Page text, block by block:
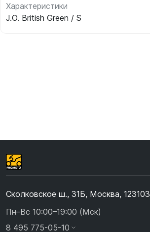
Характеристики
J.O. British Green / S
Сколковское ш., 31Б, Москва, 123103
Пн–Вс 10:00–19:00 (Мск)
8 495 775-05-10